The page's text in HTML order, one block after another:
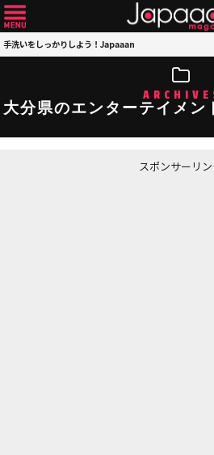
手洗いをしっかりしよう！Japaaan
大分県のエンターテイメン
スポンサーリ